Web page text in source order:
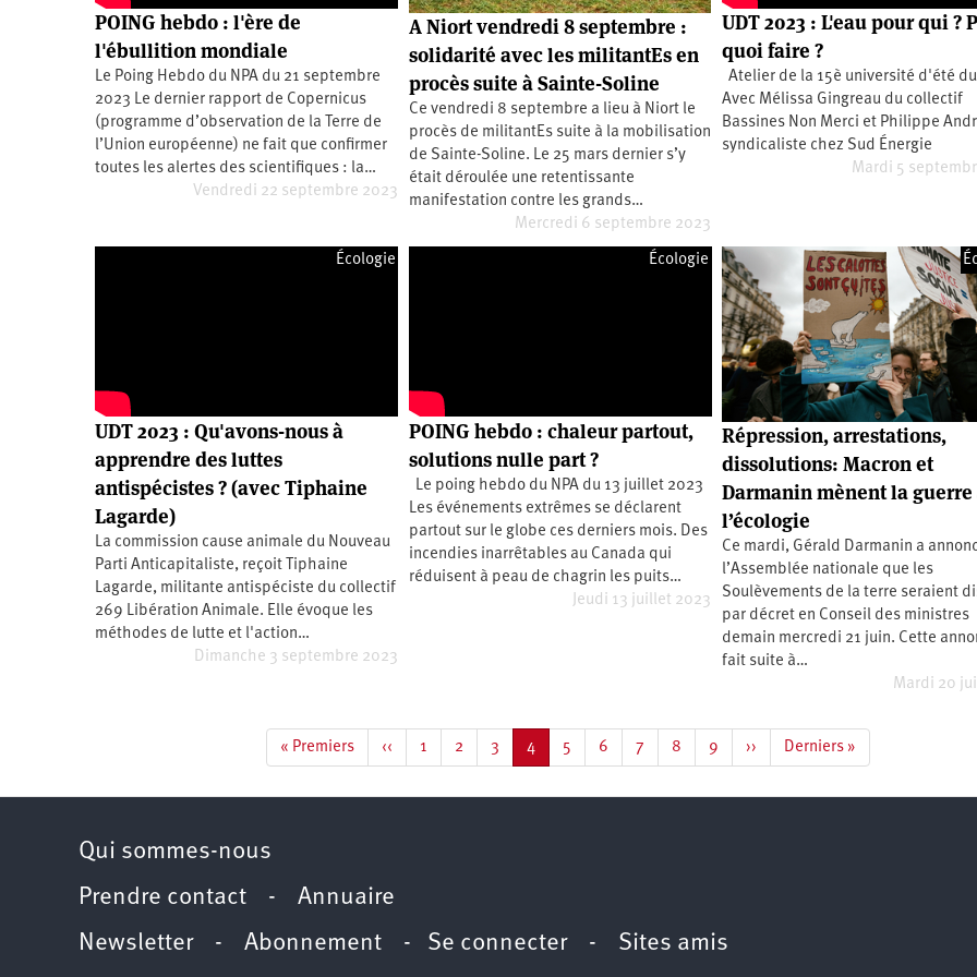
2011
Université
d’été
2012
d’été
2013
Université
d’été
2014
Université
d’été
Université
d’été
2020
Université
2021
Université
d’été
2022
2e
congrès
congrès
de
fondation
POING hebdo : l'ère de
l'ébullition mondiale
Le Poing Hebdo du NPA du 21 septembre
2023 Le dernier rapport de Copernicus
(programme d’observation de la Terre de
l’Union européenne) ne fait que confirmer
toutes les alertes des scientifiques : la…
Vendredi 22 septembre 2023
A Niort vendredi 8 septembre :
solidarité avec les militantEs en
procès suite à Sainte-Soline
Ce vendredi 8 septembre a lieu à Niort le
procès de militantEs suite à la mobilisation
de Sainte-Soline. Le 25 mars dernier s’y
était déroulée une retentissante
manifestation contre les grands…
Mercredi 6 septembre 2023
UDT 2023 : L'eau pour qui ?
quoi faire ?
Atelier de la 15è université d'été du
Avec Mélissa Gingreau du collectif
Bassines Non Merci et Philippe
syndicaliste chez Sud Énergie
Mardi 5
Écologie
UDT 2023 : Qu'avons-nous à
apprendre des luttes
antispécistes ? (avec Tiphaine
Lagarde)
La commission cause animale du Nouveau
Parti Anticapitaliste, reçoit Tiphaine
Lagarde, militante antispéciste du collectif
269 Libération Animale. Elle évoque les
méthodes de lutte et l'action…
Dimanche 3 septembre 2023
Écologie
POING hebdo : chaleur partout,
solutions nulle part ?
Le poing hebdo du NPA du 13 juillet 2023
Les événements extrêmes se déclarent
partout sur le globe ces derniers mois. Des
incendies inarrêtables au Canada qui
réduisent à peau de chagrin les puits…
Jeudi 13 juillet 2023
Répression, arrestations,
dissolutions: Macron et
Darmanin mènent la guerre
l’écologie
Ce mardi, Gérald Darmanin a
l’Assemblée nationale que les
Soulèvements de la terre seraient
par décret en Conseil des ministres
demain mercredi 21 juin. Cette
fait suite à…
Mardi 20
Première
page
« Premiers
Page
précédente
‹‹ Page
1 Page
2 Page
3
Page
courante
4 Page
5 Page
6 Page
7 Page
8 Page
9
Page
suivante
››
Dernière
page
Derniers »
Qui sommes-nous
Prendre contact - Annuaire
Newsletter - Abonnement - Se connecter- Sites amis